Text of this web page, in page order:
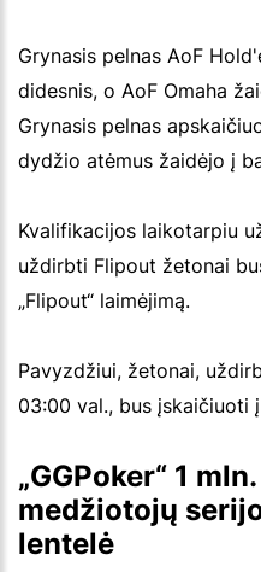
Grynasis pelnas AoF
didesnis, o AoF Omaha
Grynasis pelnas
dydžio atėmus žaidėjo į
Kvalifikacijos laikotarpiu
uždirbti Flipout žetonai
„Flipout“ laimėjimą.
Pavyzdžiui, žetonai,
03:00 val., bus
„GGPoker“ 1
medžiotojų
lentelė